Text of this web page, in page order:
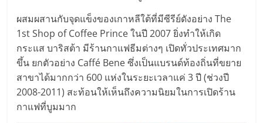
ที่
ปรึกษา
การ
ผสมผสานกับจุดแข็งของเกาหลีใต้ที่มีซีรีย์ดังอย่าง The
1st Shop of Coffee Prince ในปี 2007 ยิ่งทำให้เกิด
กระแส บาริสต้า มีร้านกาแฟธีมต่างๆ เปิดทั่วประเทศมาก
ขึ้น ยกตัวอย่าง Caffé Bene ซึ่งเป็นแบรนด์ท้องถิ่นที่ขยาย
สาขาได้มากกว่า 600 แห่งในระยะเวลาแค่ 3 ปี (ช่วงปี
2008-2011) สะท้อนให้เห็นถึงความนิยมในการเปิดร้าน
กาแฟที่บูมมาก